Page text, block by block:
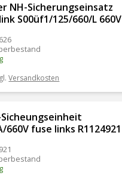
NH-Sicherungseinsatz
S00üf1/125/660/L 660V
Versandkosten
660V fuse links R1124921